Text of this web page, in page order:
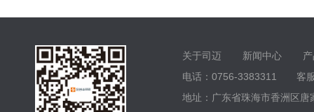
关于司迈 新闻中心
电话：0756-3383311 客
地址：广东省珠海市香洲区